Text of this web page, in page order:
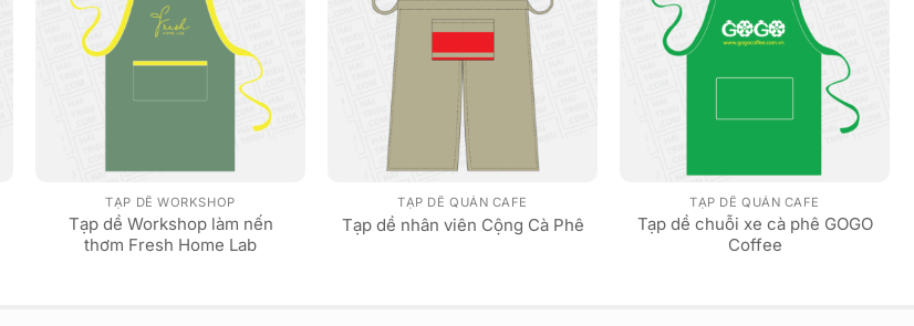
TẠP DỀ WORKSHOP
Tạp dề Workshop làm nến
thơm Fresh Home Lab
TẠP DỀ QUÁN CAFE
Tạp dề nhân viên Cộng Cà Phê
TẠP DỀ QUÁN CAFE
Tạp dề chuỗi xe cà phê GOGO
Coffee